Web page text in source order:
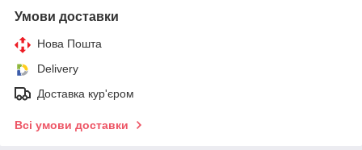
Умови доставки
Нова Пошта
Delivery
Доставка кур'єром
Всі умови доставки